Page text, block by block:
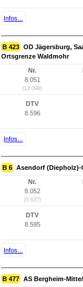
Infos...
B 423 OD Jägersburg,
Ortsgrenze Waldmohr
Nr.
8.051
(13.098)
DTV
8.596
Infos...
B 6 Asendorf (Diepholz)-
Nr.
8.052
(3.637)
DTV
8.595
Infos...
B 477 AS Bergheim-